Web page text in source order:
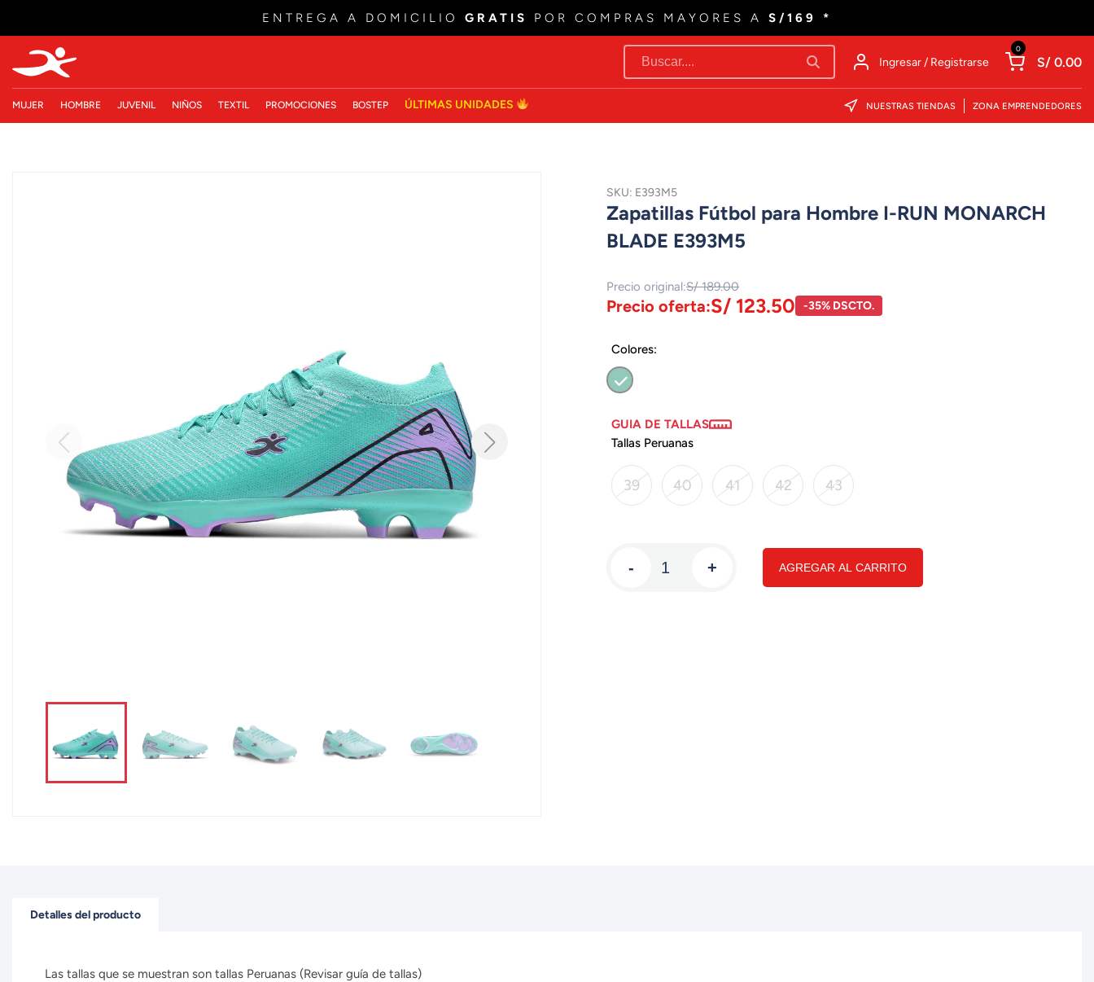
ENTREGA A DOMICILIO GRATIS POR COMPRAS MAYORES A S/169 *
Ingresar / Registrarse
0
S/ 0.00
MUJER HOMBRE JUVENIL NIÑOS TEXTIL PROMOCIONES BOSTEP ÚLTIMAS UNIDADES NUESTRAS TIENDAS ZONA EMPRENDEDORES
SKU: E393M5
Zapatillas Fútbol para Hombre I-RUN MONARCH
BLADE E393M5
Precio original:S/ 189.00
Precio oferta:S/ 123.50 -35% DSCTO.
Colores:
GUIA DE TALLAS
Tallas Peruanas
39 40 41 42 43
- + AGREGAR AL CARRITO
Detalles del producto
Las tallas que se muestran son tallas Peruanas (Revisar guía de tallas)